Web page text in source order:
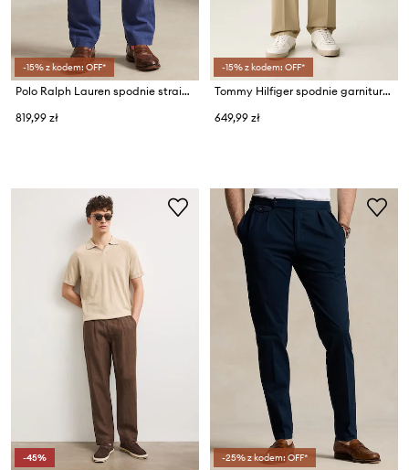
-15% z kodem: OFF*
Polo Ralph Lauren spodnie straight męskie z bawełną
819,99 zł
-15% z kodem: OFF*
Tommy Hilfiger spodnie garniturowe męskie bawełniane
649,99 zł
-45% -25% z kodem: OFF*